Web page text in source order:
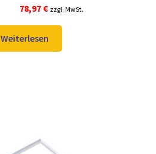
Ursprünglicher
Preis
war:
105,98 €
78,97 €Aktueller
Preis
ist:
78,97 €.
zzgl. MwSt.
Weiterlesen